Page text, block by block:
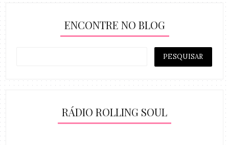
ENCONTRE NO BLOG
RÁDIO ROLLING SOUL